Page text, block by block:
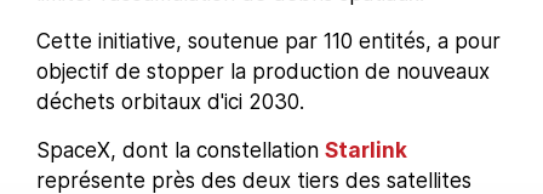
Cette initiative, soutenue par 110 entités, a pour
objectif de stopper la production de nouveaux
déchets orbitaux d'ici 2030.
SpaceX, dont la constellation Starlink
représente près des deux tiers des satellites